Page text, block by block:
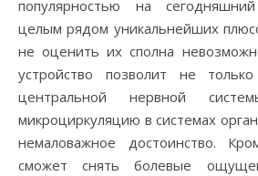
популярностью на
целым рядом уникальнейших
не оценить их сполна
устройство позволит не
центральной нервной
микроциркуляцию в системах
немаловажное достоинство.
сможет снять болевые